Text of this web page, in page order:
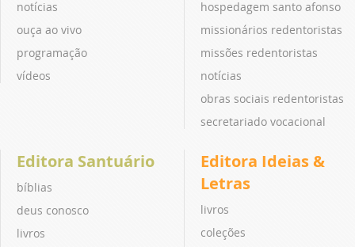
notícias
ouça ao vivo
programação
vídeos
hospedagem santo afonso
missionários redentoristas
missões redentoristas
notícias
obras sociais redentoristas
secretariado vocacional
Editora Santuário
bíblias
deus conosco
livros
Editora Ideias &
Letras
livros
coleções